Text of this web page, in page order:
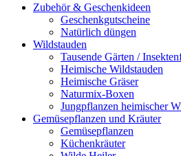
Zubehör & Geschenkideen
Geschenkgutscheine
Natürlich düngen
Wildstauden
Tausende Gärten /
Heimische Wildstauden
Heimische Gräser
Naturmix-Boxen
Jungpflanzen heimischer
Gemüsepflanzen und Kräuter
Gemüsepflanzen
Küchenkräuter